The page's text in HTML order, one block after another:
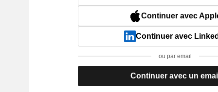
Continuer avec
Continuer avec
ou par email
Continuer avec un email